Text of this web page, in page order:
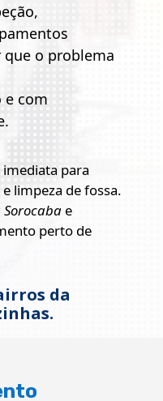
o problema
e com
para
limpeza de fossa.
e
perto de
da